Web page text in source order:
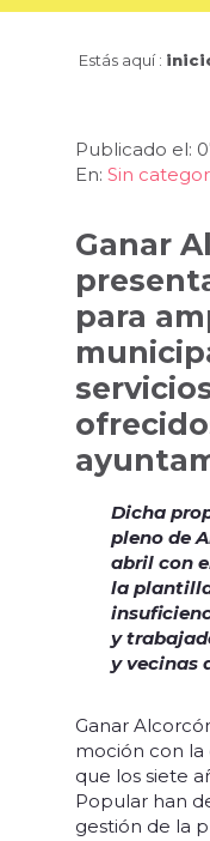
Estás aquí :
Publicado el:
En: Sin
Ganar
para
Dicha
pleno de
abril con
la
y
y vecinas
Ganar
moción con
que los siete
Popular han
gestión de la